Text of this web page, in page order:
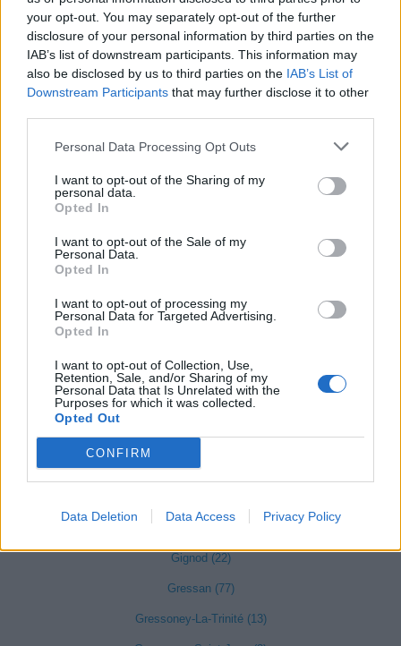
your opt-out. You may separately opt-out of the further
disclosure of your personal information by third parties on the
IAB’s list of downstream participants. This information may
also be disclosed by us to third parties on the IAB’s List of
Downstream Participants that may further disclose it to other
Personal Data Processing Opt Outs
I want to opt-out of the Sharing of my
personal data.
Opted In
I want to opt-out of the Sale of my
Personal Data.
Opted In
I want to opt-out of processing my
Personal Data for Targeted Advertising.
Opted In
I want to opt-out of Collection, Use,
Retention, Sale, and/or Sharing of my
Personal Data that Is Unrelated with the
Purposes for which it was collected.
Opted Out
CONFIRM
Data Deletion Data Access Privacy Policy
Champorcher (9)
Verrès (60)
Châtillon (125)
Courmayeur (191)
Doues (14)
Emarèse (5)
Etroubles (9)
Fénis (18)
Gignod (22)
Gressan (77)
Gressoney-La-Trinité (13)